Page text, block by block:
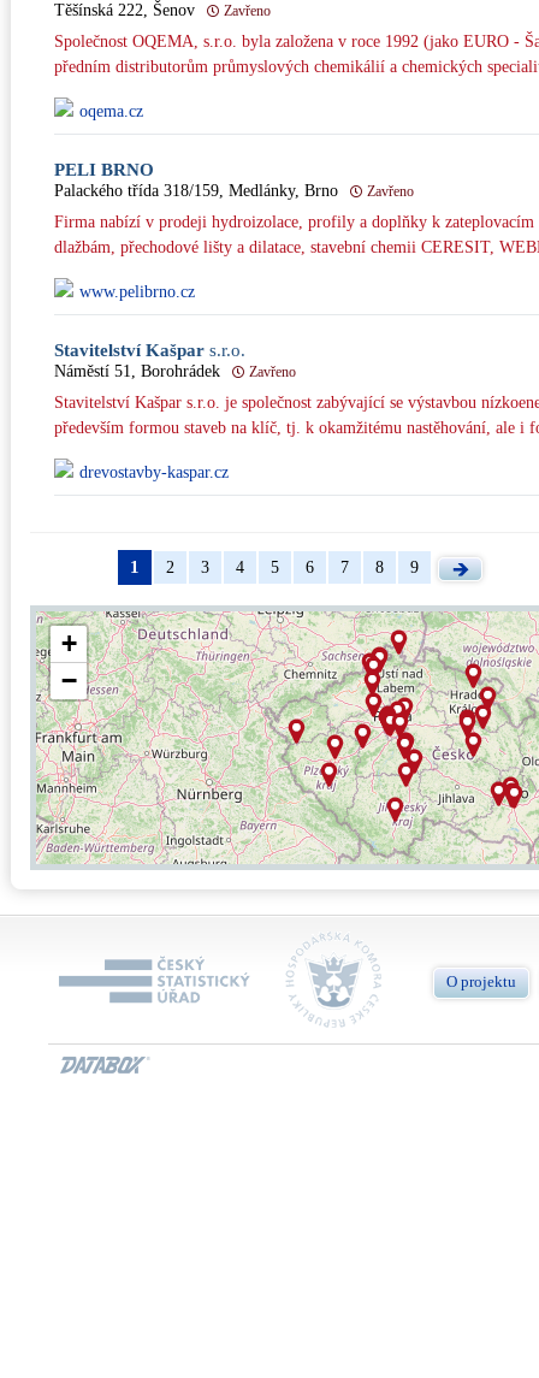
Těšínská 222, Šenov Zavřeno
Společnost OQEMA, s.r.o. byla založena v roce 1992 (jako EURO -
předním distributorům průmyslových chemikálií a chemických
oqema.cz
PELI BRNO
Palackého třída 318/159, Medlánky, Brno Zavřeno
Firma nabízí v prodeji hydroizolace, profily a doplňky k zateplovacím
dlažbám, přechodové lišty a dilatace, stavební chemii CERESIT,
www.pelibrno.cz
Stavitelství Kašpar s.r.o.
Náměstí 51, Borohrádek Zavřeno
Stavitelství Kašpar s.r.o. je společnost zabývající se výstavbou
především formou staveb na klíč, tj. k okamžitému nastěhování, ale i
drevostavby-kaspar.cz
1 2 3 4 5 6 7 8 9
+
−
O projektu